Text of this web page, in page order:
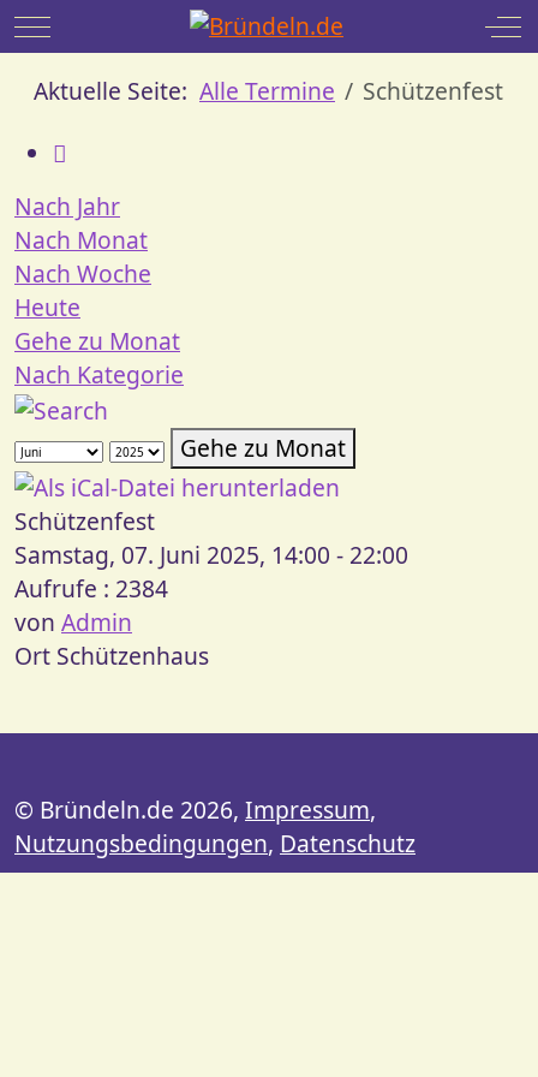
Mobile Menu Toggle
Aktuelle Seite: Alle Termine Schützenfest
Nach Jahr
Nach Monat
Nach Woche
Heute
Gehe zu Monat
Nach Kategorie
Gehe zu Monat
Schützenfest
Samstag, 07. Juni 2025, 14:00 - 22:00
Aufrufe : 2384
von Admin
Ort Schützenhaus
© Bründeln.de 2026, Impressum,
Nutzungsbedingungen, Datenschutz